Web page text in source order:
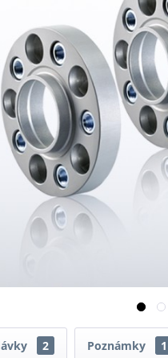
2 Poznámky 1